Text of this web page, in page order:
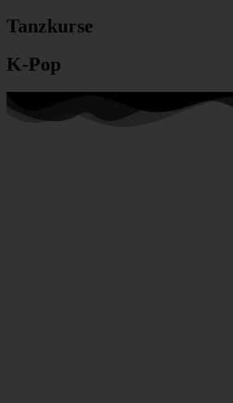
Tanzkurse
K-Pop